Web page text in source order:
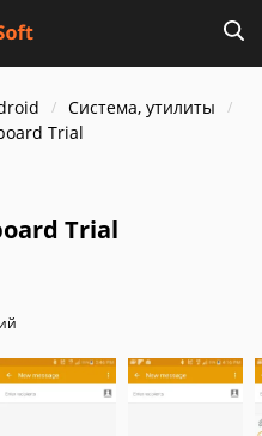
Система, утилиты
Trial
Trial